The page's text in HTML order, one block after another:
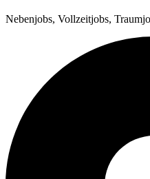
Nebenjobs, Vollzeitjobs,